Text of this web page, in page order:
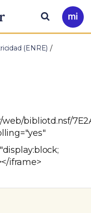
Ir
a
Buscar
(ENRE)
bibliotd.nsf/
iframe>